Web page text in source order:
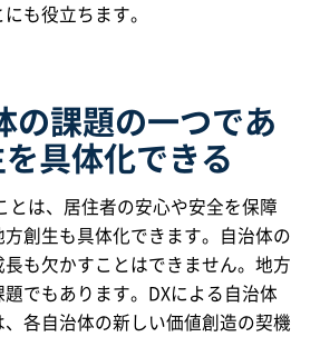
も役立ちます。
の課題の一つであ
具体化できる
とは、居住者の安心や安全を保障
創生も具体化できます。自治体の
も欠かすことはできません。地方
でもあります。DXによる自治体
各自治体の新しい価値創造の契機